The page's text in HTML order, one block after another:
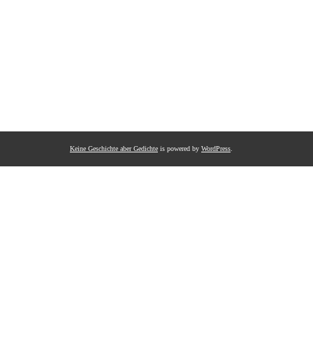
Keine Geschichte aber Gedichte is powered by WordPress